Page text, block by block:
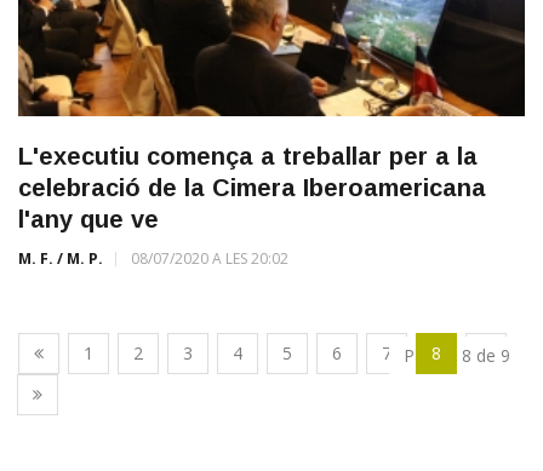
L'executiu comença a treballar per a la
celebració de la Cimera Iberoamericana
l'any que ve
M. F. / M. P. 08/07/2020 A LES 20:02
1 2 3 4 5 6 7 8 9
Pàgina 8 de 9